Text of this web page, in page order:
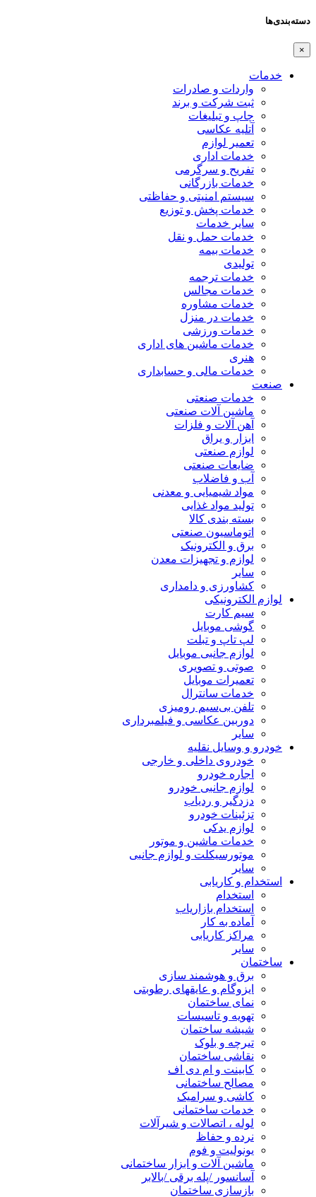
دسته‌بندی‌ها
×
خدمات
واردات و صادرات
ثبت شرکت و برند
چاپ و تبلیغات
آتلیه عکاسی
تعمیر لوازم
خدمات اداری
تفریح و سرگرمی
خدمات بازرگانی
سیستم امنیتی و حفاظتی
خدمات پخش و توزیع
سایر خدمات
خدمات حمل و نقل
خدمات بیمه
تولیدی
خدمات ترجمه
خدمات مجالس
خدمات مشاوره
خدمات در منزل
خدمات ورزشی
خدمات ماشین های اداری
هنری
خدمات مالی و حسابداری
صنعت
خدمات صنعتی
ماشین آلات صنعتی
آهن آلات و فلزات
ابزار و یراق
لوازم صنعتی
ضایعات صنعتی
آب و فاضلاب
مواد شیمیایی و معدنی
تولید مواد غذایی
بسته بندی کالا
اتوماسیون صنعتی
برق و الکترونیک
لوازم و تجهیزات معدن
سایر
کشاورزی و دامداری
لوازم الکترونیکی
سیم کارت
گوشی موبایل
لپ تاپ و تبلت
لوازم جانبی موبایل
صوتی و تصویری
تعمیرات موبایل
خدمات سانترال
تلفن بی‌سیم رومیزی
دوربین عکاسی و فیلمبرداری
سایر
خودرو و وسایل نقلیه
خودروی داخلی و خارجی
اجاره خودرو
لوازم جانبی خودرو
دزدگیر و ردیاب
تزئینات خودرو
لوازم یدکی
خدمات ماشین و موتور
موتورسیکلت و لوازم جانبی
سایر
استخدام و کاریابی
استخدام
استخدام بازاریاب
آماده به کار
مراکز کاریابی
سایر
ساختمان
برق و هوشمند سازی
ایزوگام و عایقهای رطوبتی
نمای ساختمان
تهویه و تاسیسات
شیشه ساختمان
تیرچه و بلوک
نقاشی ساختمان
کابینت و ام دی اف
مصالح ساختمانی
کاشی و سرامیک
خدمات ساختمانی
لوله ، اتصالات و شیرآلات
نرده و حفاظ
یونولیت و فوم
ماشین آلات و ابزار ساختمانی
آسانسور /پله برقی /بالابر
بازسازی ساختمان